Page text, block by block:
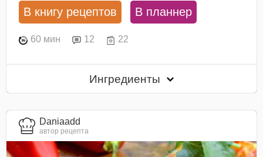
В книгу рецептов В планнер
60 мин 12 22
Ингредиенты
Daniaadd
автор рецепта